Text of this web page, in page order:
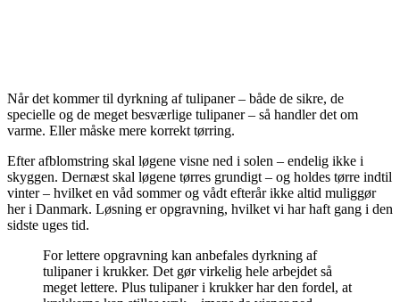
Når det kommer til dyrkning af tulipaner – både de sikre, de
specielle og de meget besværlige tulipaner – så handler det om
varme. Eller måske mere korrekt tørring.
Efter afblomstring skal løgene visne ned i solen – endelig ikke i
skyggen. Dernæst skal løgene tørres grundigt – og holdes tørre indtil
vinter – hvilket en våd sommer og vådt efterår ikke altid muliggør
her i Danmark. Løsning er opgravning, hvilket vi har haft gang i den
sidste uges tid.
For lettere opgravning kan anbefales dyrkning af
tulipaner i krukker. Det gør virkelig hele arbejdet så
meget lettere. Plus tulipaner i krukker har den fordel, at